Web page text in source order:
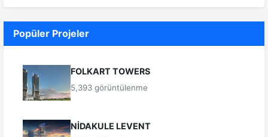
Popüler Projeler
FOLKART TOWERS
5,393 görüntülenme
NİDAKULE LEVENT